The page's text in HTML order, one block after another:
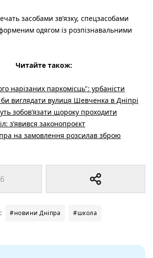
засобами зв’язку, спецзасобами
одягом із розпізнавальними
Читайте також:
нарізаних паркомісць": урбаністи
виглядати вулиця Шевченка в Дніпрі
зобов’язати щороку проходити
зʼявився законопроєкт
на замовлення розсилав зброю
#новини Дніпра #школа